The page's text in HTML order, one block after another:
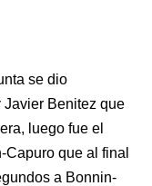
se dio
Benitez que
luego fue el
que al final
a Bonnin-